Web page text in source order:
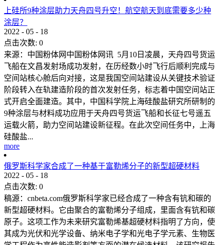
上硅所9种涂层助力天舟四号升空！航空航天到底需要多少种
涂层？
2022 - 05 - 18
点击次数: 0
来源：中国粉体网中国粉体网讯 5月10日凌晨，天舟四号货运
飞船在文昌发射场成功发射，在历经数小时飞行后顺利完成与
空间站核心舱后向对接，这是我国空间站建设从关键技术验证
阶段转入在轨建造阶段的首次发射任务，标志着中国空间站正
式开启全面建造。其中，中国科学院上海硅酸盐研究所研制的
9种涂层与材料成功应用于天舟四号货运飞船和长征七号遥五
运载火箭，助力空间站建设新征程。在此次空间任务中，上海
硅酸盐...
more
俄罗斯科学家合成了一种基于富勒烯分子的新型超硬材料
2022 - 05 - 18
点击次数: 0
稿源：cnbeta.com俄罗斯科学家已经合成了一种含有钪和碳的
新型超硬材料。它由聚合的富勒烯分子组成，里面含有钪和碳
原子。这项工作为未来研究富勒烯基超硬材料指明了方向，使
其成为光伏和光学设备、纳米电子学和光电子学元素、生物医